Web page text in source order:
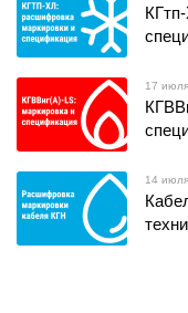
17
14